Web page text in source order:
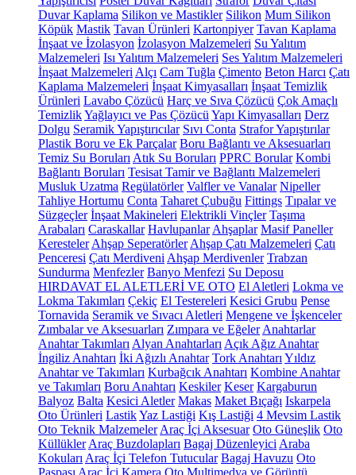
Duvar Kaplama Silikon ve Mastikler Silikon Mum Silikon
Köpük Mastik Tavan Ürünleri Kartonpiyer Tavan Kaplama
İnşaat ve İzolasyon İzolasyon Malzemeleri Su Yalıtım
Malzemeleri Isı Yalıtım Malzemeleri Ses Yalıtım Malzemeleri
İnşaat Malzemeleri Alçı Cam Tuğla Çimento Beton Harcı Çatı
Kaplama Malzemeleri İnşaat Kimyasalları İnşaat Temizlik
Ürünleri Lavabo Çözücü Harç ve Sıva Çözücü Çok Amaçlı
TemizlikYağlayıcı ve Pas Çözücü Yapı Kimyasalları Derz
Dolgu Seramik Yapıştırıcılar Sıvı Conta Strafor Yapıştırılar
Plastik Boru ve Ek Parçalar Boru Bağlantı ve Aksesuarları
Temiz Su Boruları Atık Su Boruları PPRC Borular Kombi
Bağlantı Boruları Tesisat Tamir ve Bağlantı Malzemeleri
Musluk Uzatma Regülatörler Valfler ve Vanalar Nipeller
Tahliye Hortumu Conta Taharet Çubuğu Fittings Tıpalar ve
Süzgeçler İnşaat Makineleri Elektrikli Vinçler Taşıma
Arabaları Caraskallar Havlupanlar Ahşaplar Masif Paneller
Keresteler Ahşap Seperatörler Ahşap Çatı Malzemeleri Çatı
Penceresi Çatı Merdiveni Ahşap Merdivenler Trabzan
Sundurma Menfezler Banyo Menfezi Su Deposu
HIRDAVAT EL ALETLERİ VE OTO El Aletleri Lokma ve
Lokma Takımları Çekiç El Testereleri Kesici Grubu Pense
Tornavida Seramik ve Sıvacı Aletleri Mengene ve İşkenceler
Zımbalar ve Aksesuarları Zımpara ve Eğeler Anahtarlar
Anahtar Takımları Alyan Anahtarları Açık Ağız Anahtar
İngiliz Anahtarı İki Ağızlı Anahtar Tork Anahtarı Yıldız
Anahtar ve Takımları Kurbağcık Anahtarı Kombine Anahtar
ve Takımları Boru Anahtarı Keskiler Keser Kargaburun
Balyoz Balta Kesici Aletler Makas Maket Bıçağı Iskarpela
Oto Ürünleri LastikYaz Lastiği Kış Lastiği 4 Mevsim Lastik
Oto Teknik Malzemeler Araç İçi Aksesuar Oto Güneşlik Oto
Küllükler Araç Buzdolapları Bagaj Düzenleyici Araba
Kokuları Araç İçi Telefon Tutucular Bagaj Havuzu Oto
Paspası Araç İçi Kamera Oto Multimedya ve Görüntü